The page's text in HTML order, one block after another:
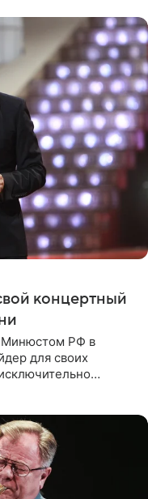
концертный
Минюстом РФ в
для своих